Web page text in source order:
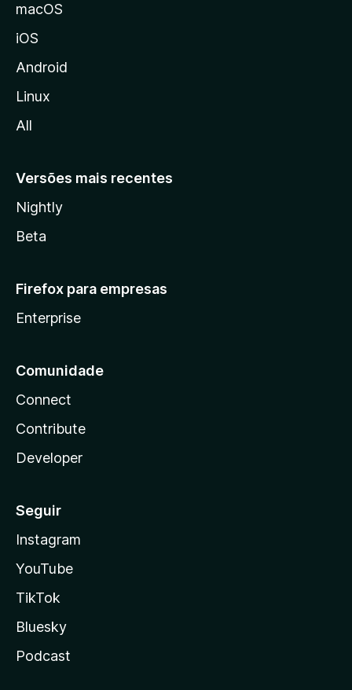
z
i
a
macOS
iOS
Android
Linux
All
Versões mais recentes
Nightly
Beta
Firefox para empresas
Enterprise
Comunidade
Connect
Contribute
Developer
Seguir
Instagram
YouTube
TikTok
Bluesky
Podcast